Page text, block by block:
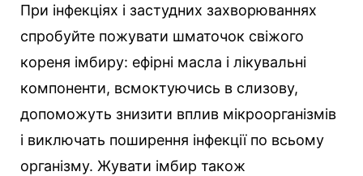
При інфекціях і застудних захворюваннях
спробуйте пожувати шматочок свіжого
кореня імбиру: ефірні масла і лікувальні
компоненти, всмоктуючись в слизову,
допоможуть знизити вплив мікроорганізмів
і виключать поширення інфекції по всьому
організму. Жувати імбир також